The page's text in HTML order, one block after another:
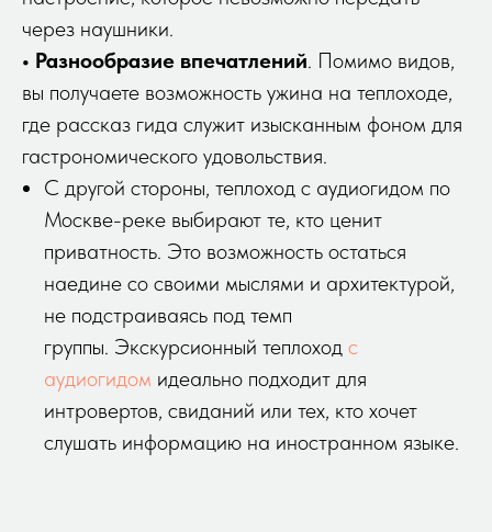
через наушники.
• Разнообразие впечатлений. Помимо видов,
вы получаете возможность ужина на теплоходе,
где рассказ гида служит изысканным фоном для
гастрономического удовольствия.
С другой стороны, теплоход с аудиогидом по
Москве-реке выбирают те, кто ценит
приватность. Это возможность остаться
наедине со своими мыслями и архитектурой,
не подстраиваясь под темп
группы. Экскурсионный теплоход с
аудиогидом идеально подходит для
интровертов, свиданий или тех, кто хочет
слушать информацию на иностранном языке.